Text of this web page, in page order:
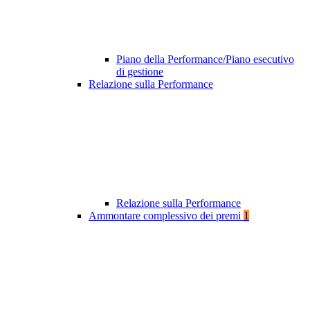
Piano della Performance/Piano esecutivo
di gestione
Relazione sulla Performance
Relazione sulla Performance
Ammontare complessivo dei premi 1